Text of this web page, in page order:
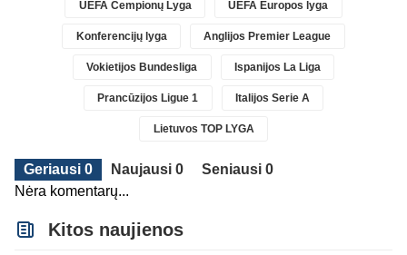
UEFA Čempionų Lyga UEFA Europos lyga
Konferencijų lyga Anglijos Premier League
Vokietijos Bundesliga Ispanijos La Liga
Prancūzijos Ligue 1 Italijos Serie A
Lietuvos TOP LYGA
Geriausi 0 Naujausi 0
Seniausi 0
Nėra komentarų...
Kitos naujienos